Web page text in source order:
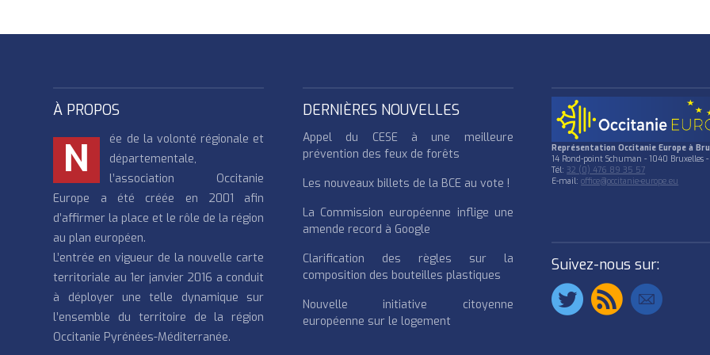
À PROPOS
N
ée de la volonté régionale et
départementale,
l’association Occitanie
Europe a été créée en 2001 afin
d’affirmer la place et le rôle de la région
au plan européen.
L’entrée en vigueur de la nouvelle carte
territoriale au 1er janvier 2016 a conduit
à déployer une telle dynamique sur
l’ensemble du territoire de la région
Occitanie Pyrénées-Méditerranée.
DERNIÈRES NOUVELLES
Appel du CESE à une meilleure
prévention des feux de forêts
Les nouveaux billets de la BCE au vote !
La Commission européenne inflige une
amende record à Google
Clarification des règles sur la
composition des bouteilles plastiques
Nouvelle initiative citoyenne
européenne sur le logement
Représentation Occitanie Europe à
14 Rond-point Schuman - 1040 Bruxelles
Tél:32 (0) 476 89 35 57
E-mail:office@occitanie-europe.eu
Suivez-nous sur: